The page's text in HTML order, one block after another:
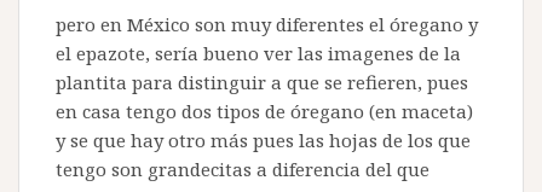
pero en México son muy diferentes el óregano y
el epazote, sería bueno ver las imagenes de la
plantita para distinguir a que se refieren, pues
en casa tengo dos tipos de óregano (en maceta)
y se que hay otro más pues las hojas de los que
tengo son grandecitas a diferencia del que